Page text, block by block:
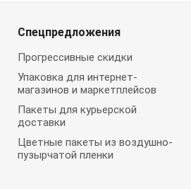
Спецпредложения
Прогрессивные скидки
Упаковка для интернет-
магазинов и маркетплейсов
Пакеты для курьерской
доставки
Цветные пакеты из воздушно-
пузырчатой пленки